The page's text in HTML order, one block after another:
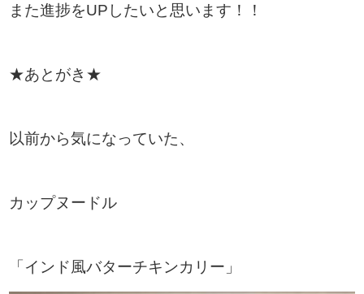
また進捗をUPしたいと思います！！
★あとがき★
以前から気になっていた、
カップヌードル
「インド風バターチキンカリー」